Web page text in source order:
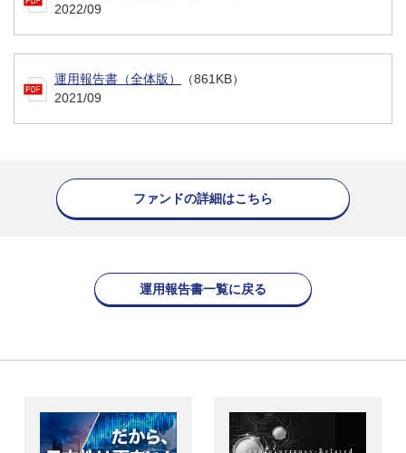
2022/09
運用報告書（全体版）
（861KB）
2021/09
ファンドの詳細はこちら
運用報告書一覧に戻る